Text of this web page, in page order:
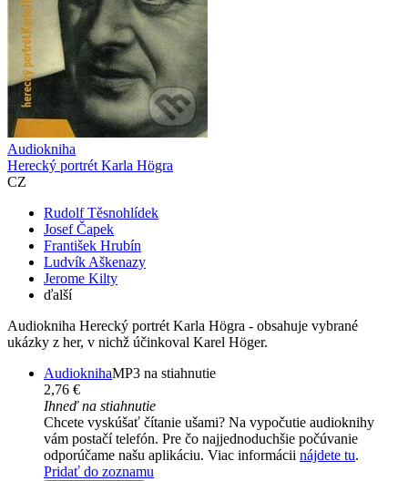
Audiokniha
Herecký portrét Karla Högra
CZ
Rudolf Těsnohlídek
Josef Čapek
František Hrubín
Ludvík Aškenazy
Jerome Kilty
ďalší
Audiokniha Herecký portrét Karla Högra - obsahuje vybrané
ukázky z her, v nichž účinkoval Karel Höger.
AudioknihaMP3 na stiahnutie
2,76 €
Ihneď na stiahnutie
Chcete vyskúšať čítanie ušami? Na vypočutie audioknihy
vám postačí telefón. Pre čo najjednoduchšie počúvanie
odporúčame našu aplikáciu. Viac informácii nájdete tu.
Pridať do zoznamu